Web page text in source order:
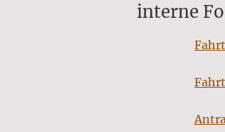
interne